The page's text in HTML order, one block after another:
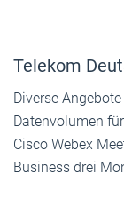
Telekom
Diverse
Datenvolumen
Cisco Webex
Business drei